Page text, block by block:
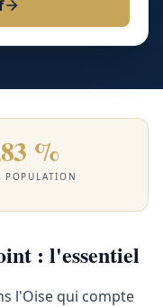
%
POPULATION
: l'essentiel
l'Oise qui compte